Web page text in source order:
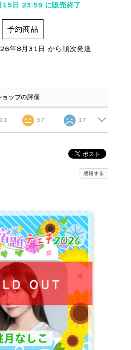
日 23:59 に販売終了
予約商品
年8月31日 から順次発送
ョップの評価
37 17
通報する